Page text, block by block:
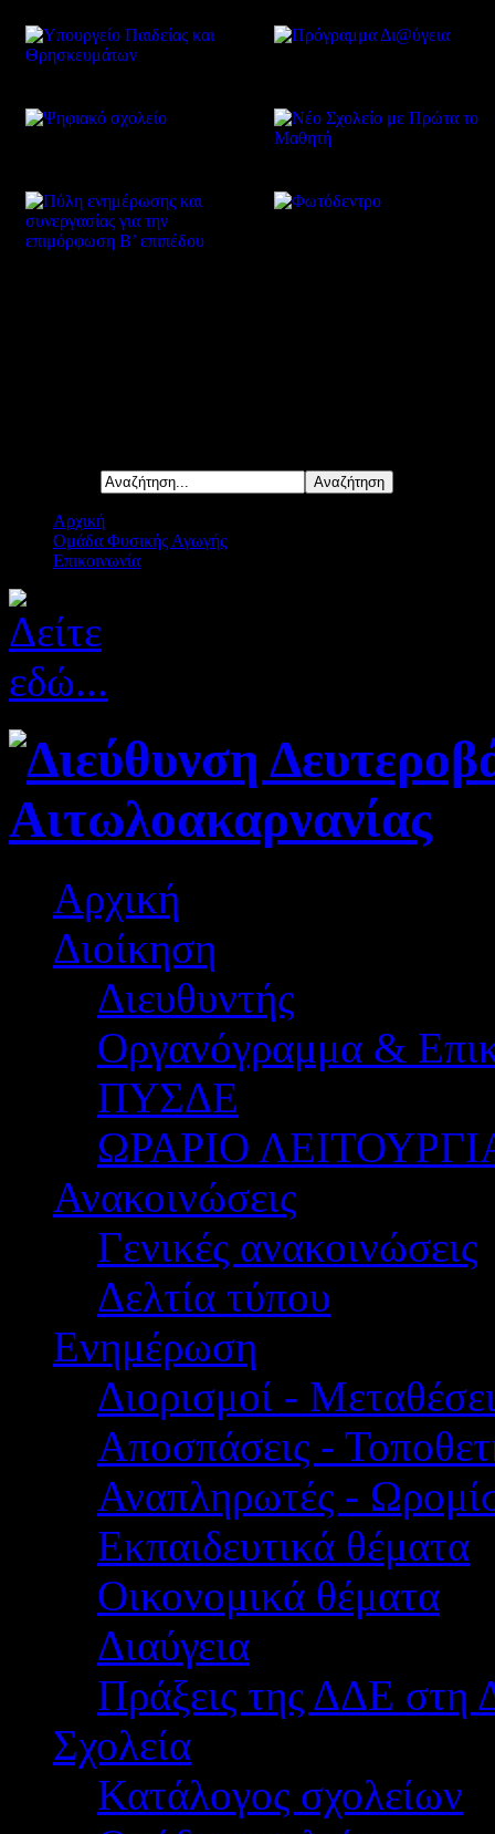
Αρχική
Ομάδα Φυσικής Αγωγής
Επικοινωνία
Αρχική
Διοίκηση
Διευθυντής
Οργανόγραμμα &
ΠΥΣΔΕ
ΩΡΑΡΙΟ
Ανακοινώσεις
Γενικές ανακοινώσεις
Δελτία τύπου
Ενημέρωση
Διορισμοί -
Αποσπάσεις -
Αναπληρωτές -
Εκπαιδευτικά θέματα
Οικονομικά θέματα
Διαύγεια
Πράξεις της ΔΔΕ στη
Σχολεία
Κατάλογος σχολείων